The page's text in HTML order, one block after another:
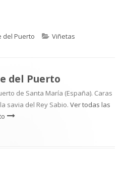
del Puerto Categorías
Viñetas
del Puerto
de Santa María (España). Caras
savia del Rey Sabio. Ver todas las